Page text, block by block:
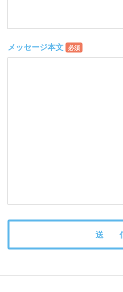
メッセージ本文 必須